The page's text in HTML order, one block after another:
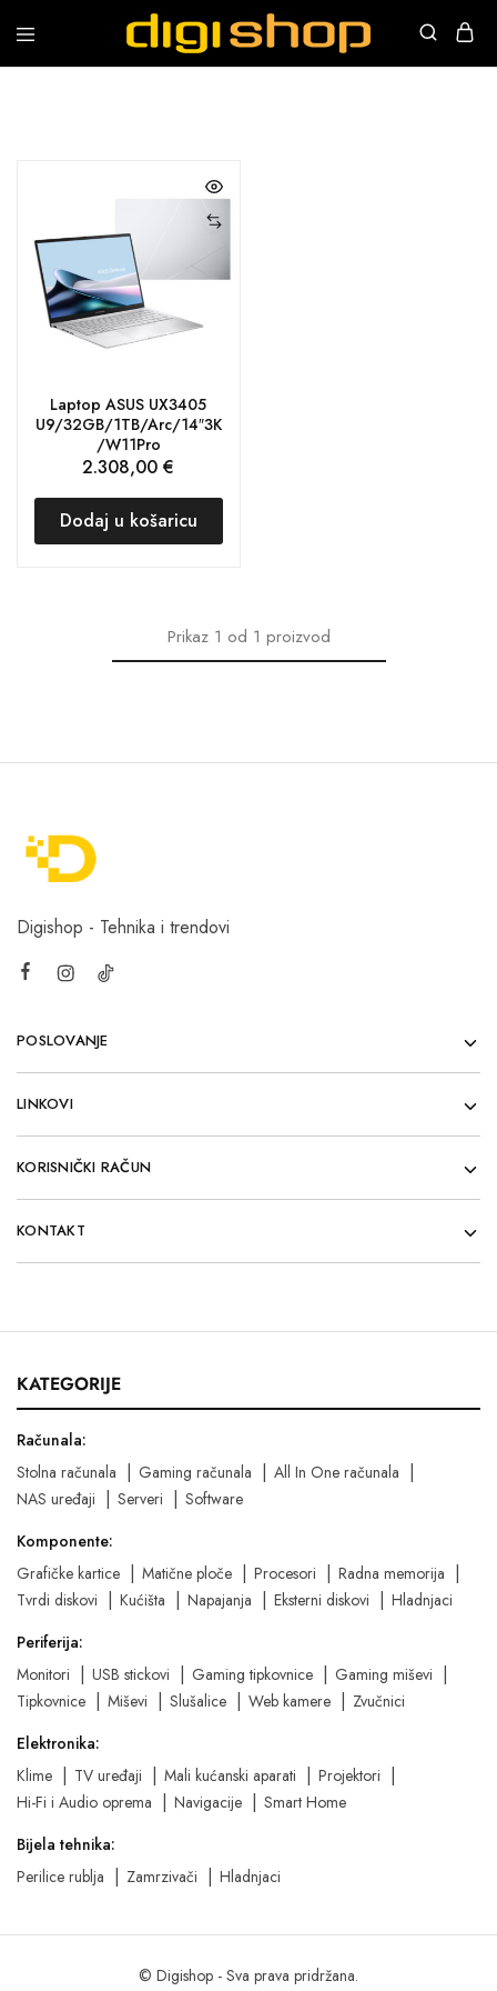
Digishop
Vaša
Laptop ASUS UX3405
U9/32GB/1TB/Arc/14″3K
/W11Pro
2.308,00€
Dodaj u košaricu
Prikaz1 od 1 proizvod
Digishop - Tehnika i trendovi
POSLOVANJE
LINKOVI
KORISNIČKI RAČUN
KONTAKT
KATEGORIJE
Računala:
Stolna računala
Gaming računala
All In One računala
NAS uređaji
Serveri
Software
Komponente:
Grafičke kartice
Matične ploče Procesori
Radna memorija
Tvrdi diskovi
Kućišta Napajanja Eksterni diskovi
Hladnjaci
Periferija:
Monitori
USB stickovi Gaming tipkovnice
Gaming miševi
Tipkovnice
Miševi Slušalice Web kamere
Zvučnici
Elektronika:
Klime
TV uređaji Mali kućanski aparati
Projektori
Hi-Fi i Audio oprema
Navigacije
Smart Home
Bijela tehnika:
Perilice rublja
Zamrzivači Hladnjaci
© Digishop - Sva prava pridržana.